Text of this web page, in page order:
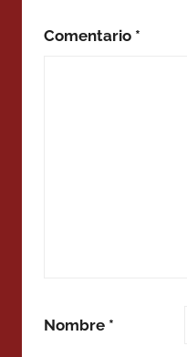
Comentario *
Nombre *